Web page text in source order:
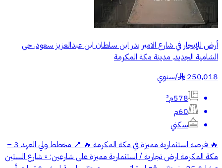
أرض للإيجار في شارع الامير بدر ابن سلطان ابن عبدالعزيز سعود, حي
الشامية الجديد, مدينة مكة المكرمة
250,018
§
/سنوي
578م²
60م
سكني
🔥 فرصة استثمارية مميزة في مكة المكرمة 🔥 📍 مخطط ولي العهد 3 –
مكة المكرمة ارض تجارية / استثمارية مميزة على شارعين: ▫️ شارع الستين